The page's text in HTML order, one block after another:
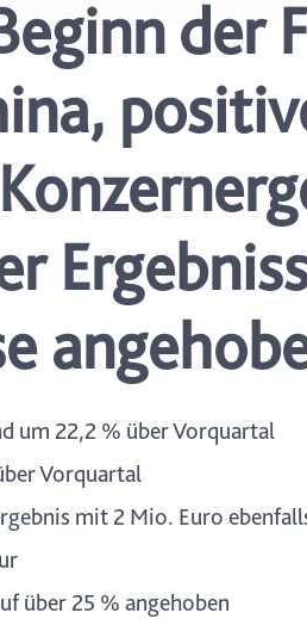
der Website nicht mehr
für die Zukunft in unserer
Ende der Seite widerrufen.
der
um 22,2 % über Vorquartal
Vorquartal
mit 2 Mio. Euro
über 25 % angehoben